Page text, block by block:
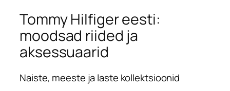
Tommy Hilfiger eesti:
moodsad riided ja
aksessuaarid
Naiste, meeste ja laste kollektsioonid